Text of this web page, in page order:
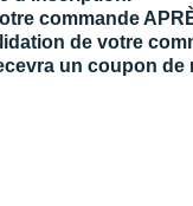
commande
de votre
un coupon de